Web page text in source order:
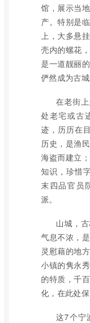
馆，展示当
产。特别是
上，大多悬
壳内的螺花
是一道靓丽
俨然成为古城
在老街
处老宅或古
迹，历历在
历史，是渔
海盗而建立
知识，珍惜
末四品官员
派。
山城，
气息不浓，
灵慰藉的地
小镇的隽永
的特质，千
化，在此处保
这7个宁